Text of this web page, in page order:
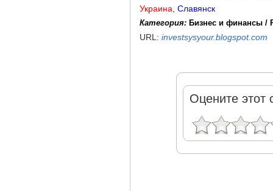
Украина Славянск
Категория: Бизнес и финансы /
URL: investsysyour.blogspot.com
Оцените этот